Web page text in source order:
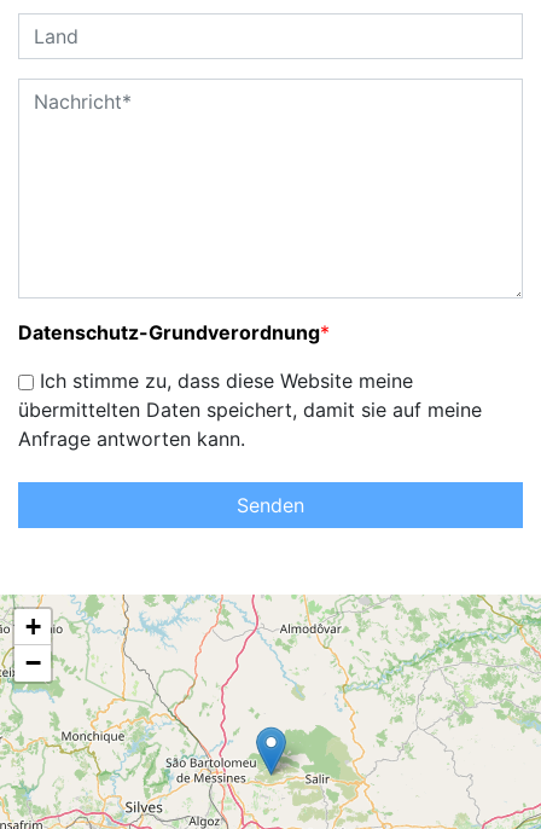
Datenschutz-Grundverordnung*
Ich stimme zu, dass diese Website meine
übermittelten Daten speichert, damit sie auf meine
Anfrage antworten kann.
Senden
+
−